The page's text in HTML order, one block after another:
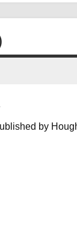
by